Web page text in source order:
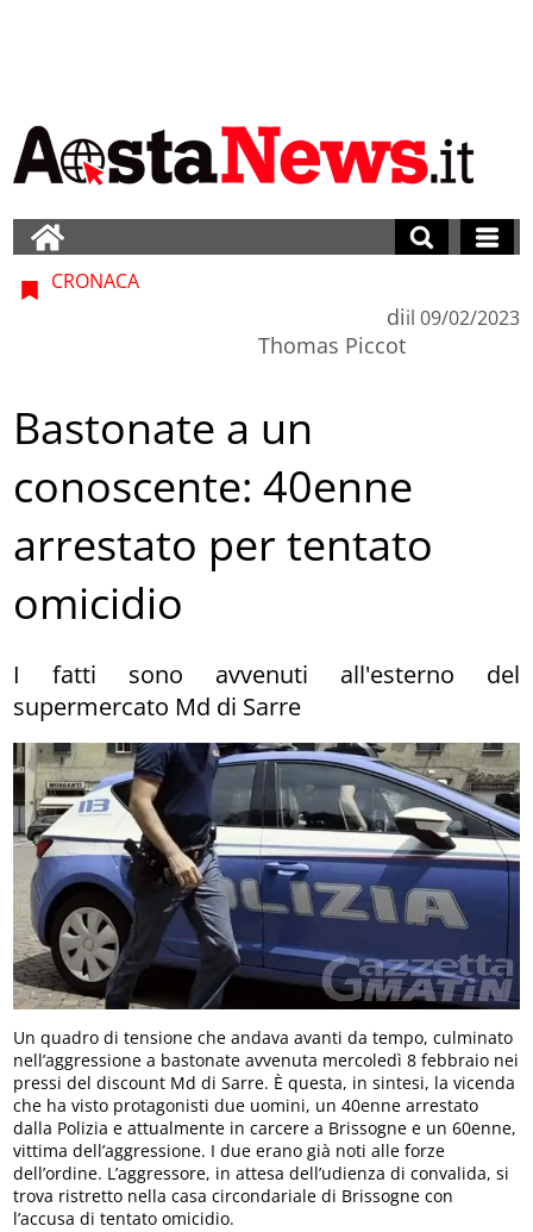
CRONACA
di
Thomas Piccot
il 09/02/2023
Bastonate a un
conoscente: 40enne
arrestato per tentato
omicidio
I fatti sono avvenuti all'esterno del
supermercato Md di Sarre
Un quadro di tensione che andava avanti da tempo, culminato
nell’aggressione a bastonate avvenuta mercoledì 8 febbraio nei
pressi del discount Md di Sarre. È questa, in sintesi, la vicenda
che ha visto protagonisti due uomini, un 40enne arrestato
dalla Polizia e attualmente in carcere a Brissogne e un 60enne,
vittima dell’aggressione. I due erano già noti alle forze
dell’ordine. L’aggressore, in attesa dell’udienza di convalida, si
trova ristretto nella casa circondariale di Brissogne con
l’accusa di tentato omicidio.